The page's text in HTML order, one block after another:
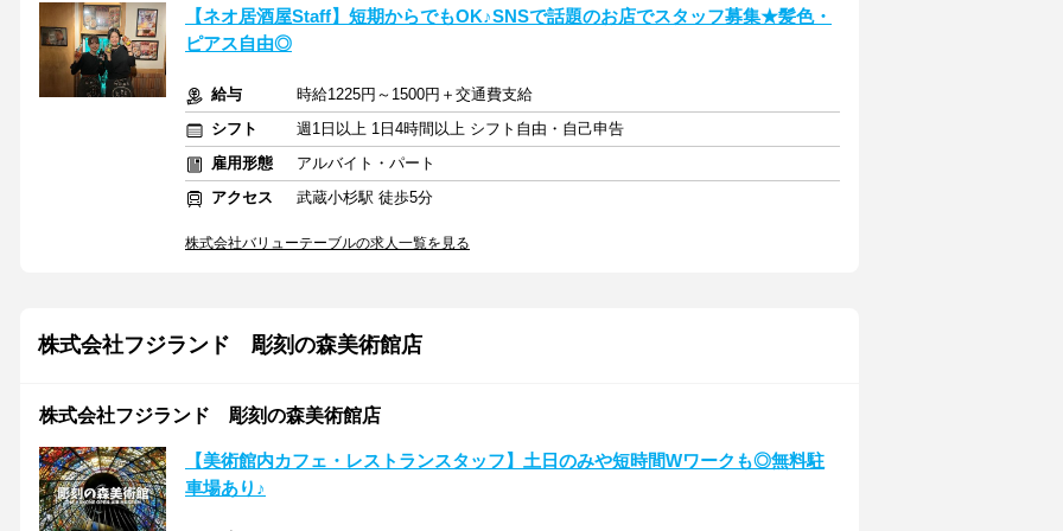
【ネオ居酒屋Staff】短期からでもOK♪SNSで話題のお店でスタッフ募集★髪色・
ピアス自由◎
給与
時給1225円～1500円＋交通費支給
シフト
週1日以上 1日4時間以上 シフト自由・自己申告
雇用形態
アルバイト・パート
アクセス
武蔵小杉駅 徒歩5分
株式会社バリューテーブルの求人一覧を見る
株式会社フジランド 彫刻の森美術館店
株式会社フジランド 彫刻の森美術館店
【美術館内カフェ・レストランスタッフ】土日のみや短時間Wワークも◎無料駐
車場あり♪